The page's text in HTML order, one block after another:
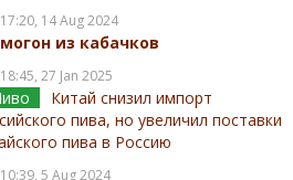
17:20, 14 Aug 2024
из кабачков
18:45, 27 Jan 2025
Китай снизил импорт
пива, но увеличил поставки
пива в Россию
10:39, 5 Aug 2024